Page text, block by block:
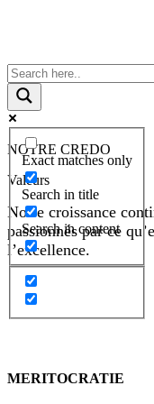
Exact matches only
Search in title
Search in content
NOTRE CREDO
Valeurs
Notre croissance
passionnés par ce
l’excellence.
MERITOCRATIE